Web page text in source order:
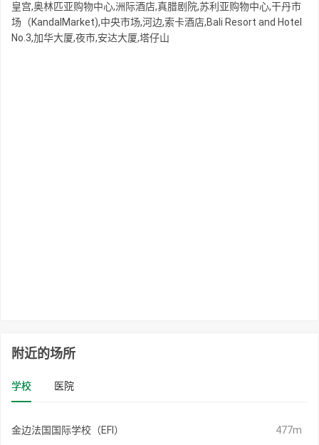
皇宫,奥林匹亚购物中心,洲际酒店,真腊剧院,苏利亚购物中心,干丹市
场（KandalMarket),中央市场,河边,索卡酒店,Bali Resort and Hotel
No.3,加华大厦,夜市,安达大厦,塔仔山
附近的场所
学校 医院
金边法国国际学校（EFI） 477m